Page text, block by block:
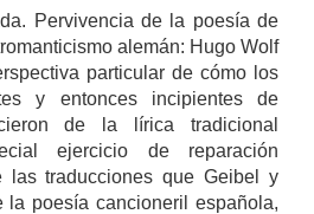
Pervivencia de la poesía de
alemán: Hugo Wolf
particular de cómo los
y entonces incipientes de
de la lírica tradicional
ejercicio de reparación
las traducciones que Geibel y
la poesía cancioneril española,